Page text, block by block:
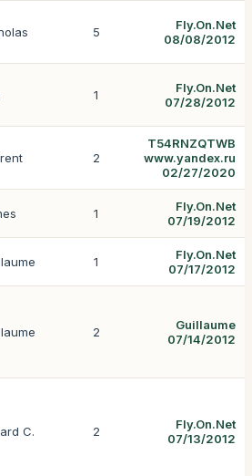
5
Fly.On.Net
08/08/2012
1
Fly.On.Net
07/28/2012
2
T54RNZQTWB
www.yandex.ru
02/27/2020
1
Fly.On.Net
07/19/2012
1
Fly.On.Net
07/17/2012
2
Guillaume
07/14/2012
C. 2
Fly.On.Net
07/13/2012